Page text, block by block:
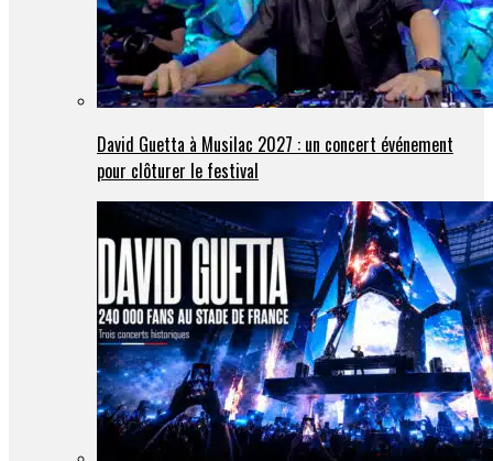
David Guetta à Musilac 2027 : un concert événement
pour clôturer le festival